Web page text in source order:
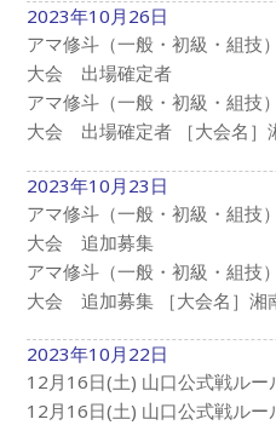
2023年10月26日
アマ修斗（一般・初級・組
大会 出場確定者
アマ修斗（一般・初級・組
大会 出場確定者 ［大会名］
2023年10月23日
アマ修斗（一般・初級・組
大会 追加募集
アマ修斗（一般・初級・組
大会 追加募集 ［大会名］湘
2023年10月22日
12月16日(土) 山口公式戦ルー
12月16日(土) 山口公式戦ル